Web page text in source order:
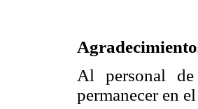
Al personal de
permanecer en